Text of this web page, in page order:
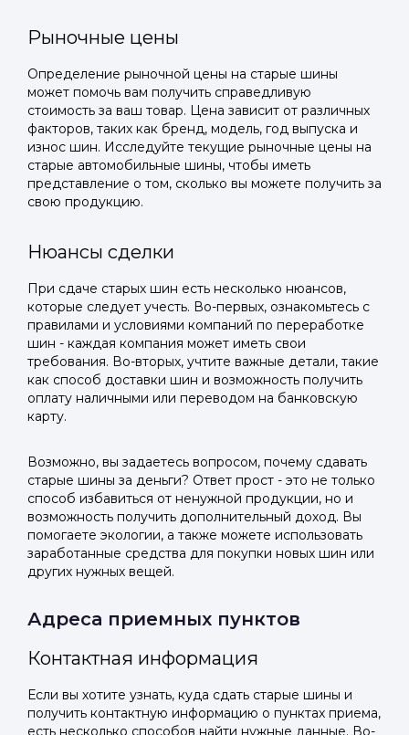
Рыночные цены
Определение рыночной цены на старые шины
может помочь вам получить справедливую
стоимость за ваш товар. Цена зависит от различных
факторов, таких как бренд, модель, год выпуска и
износ шин. Исследуйте текущие рыночные цены на
старые автомобильные шины, чтобы иметь
представление о том, сколько вы можете получить за
свою продукцию.
Нюансы сделки
При сдаче старых шин есть несколько нюансов,
которые следует учесть. Во-первых, ознакомьтесь с
правилами и условиями компаний по переработке
шин - каждая компания может иметь свои
требования. Во-вторых, учтите важные детали, такие
как способ доставки шин и возможность получить
оплату наличными или переводом на банковскую
карту.
Возможно, вы задаетесь вопросом, почему сдавать
старые шины за деньги? Ответ прост - это не только
способ избавиться от ненужной продукции, но и
возможность получить дополнительный доход. Вы
помогаете экологии, а также можете использовать
заработанные средства для покупки новых шин или
других нужных вещей.
Адреса приемных пунктов
Контактная информация
Если вы хотите узнать, куда сдать старые шины и
получить контактную информацию о пунктах приема,
есть несколько способов найти нужные данные. Во-